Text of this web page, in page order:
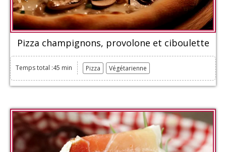
Pizza champignons, provolone et ciboulette
Temps total :45 min Pizza Végétarienne